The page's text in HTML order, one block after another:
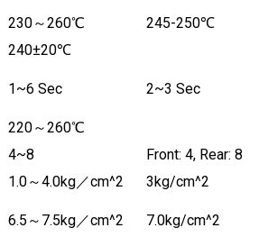
230～260℃
245-250℃
240±20℃
1~6 Sec 2~3 Sec
220～260℃
4~8
Front: 4, Rear: 8
1.0～4.0kg／cm^2
3kg/cm^2
6.5～7.5kg／cm^2 7.0kg/cm^2